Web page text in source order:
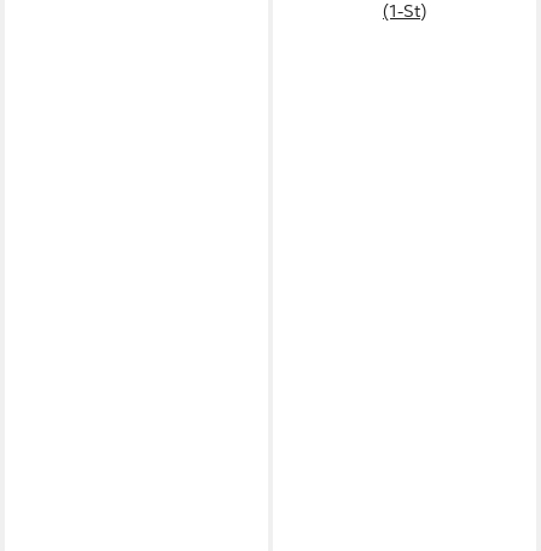
(1-St)